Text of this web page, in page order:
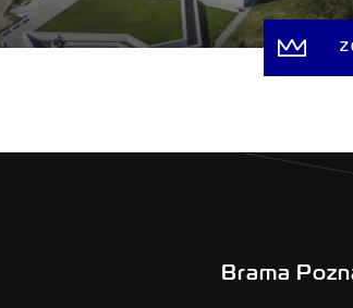
Brama